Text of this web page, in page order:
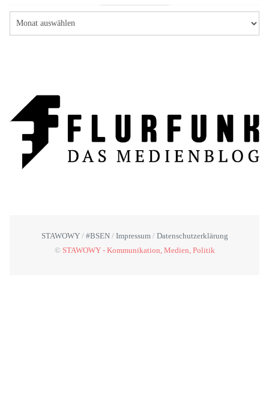
STAWOWY #BSEN Impressum
Datenschutzerklärung
© STAWOWY - Kommunikation, Medien, Politik